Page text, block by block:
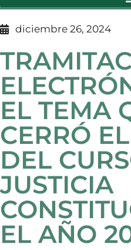
diciembre 26, 2024
EL TEMA
CERRÓ
DEL
JUSTICIA
EL AÑO